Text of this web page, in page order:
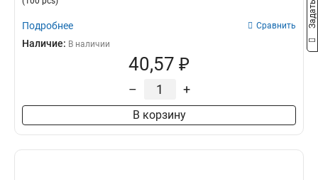
Подробнее Сравнить
Наличие: В наличии
40,57 ₽
– +
В корзину